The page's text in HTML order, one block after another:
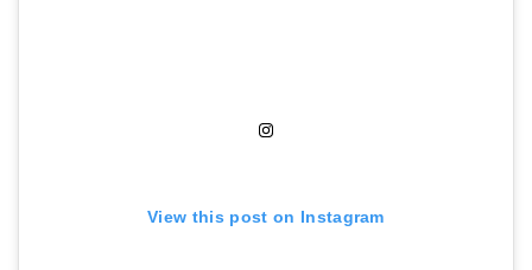
View this post on Instagram